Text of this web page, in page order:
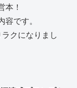
本！
です。
クになりまし